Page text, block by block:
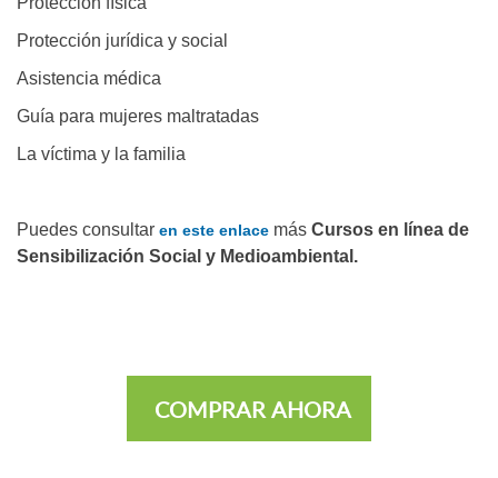
Protección jurídica y social
Asistencia médica
Guía para mujeres maltratadas
La víctima y la familia
Puedes consultar en este enlace más Cursos en línea de
Sensibilización Social y Medioambiental.
COMPRAR AHORA